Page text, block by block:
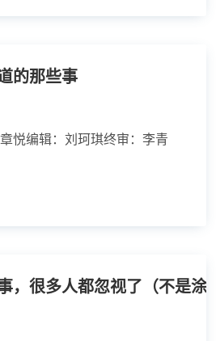
的那些事
悦编辑：刘珂琪终审：李青
，很多人都忽视了（不是涂